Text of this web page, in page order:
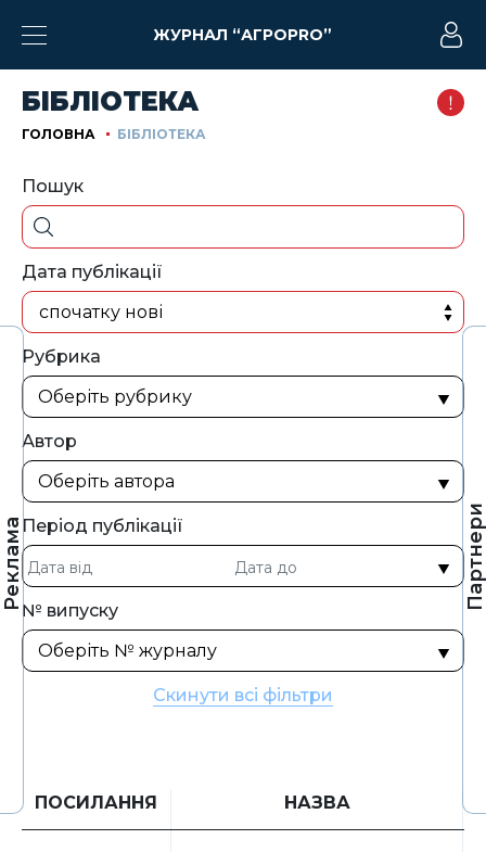
Реклама Партнери
ЖУРНАЛ “АГРОPRO”
БІБЛІОТЕКА
ГОЛОВНА БІБЛІОТЕКА
Пошук
Дата публікації
спочатку нові
Рубрика
Автор
Період публікації
№ випуску
Скинути всі фільтри
ПОСИЛАННЯ НАЗВА